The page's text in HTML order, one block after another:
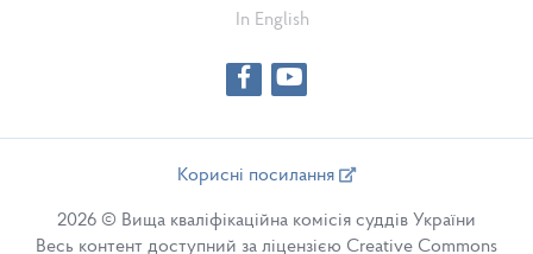
In English
Корисні посилання
2026 © Вища кваліфікаційна комісія суддів України
Весь контент доступний за ліцензією Creative Commons